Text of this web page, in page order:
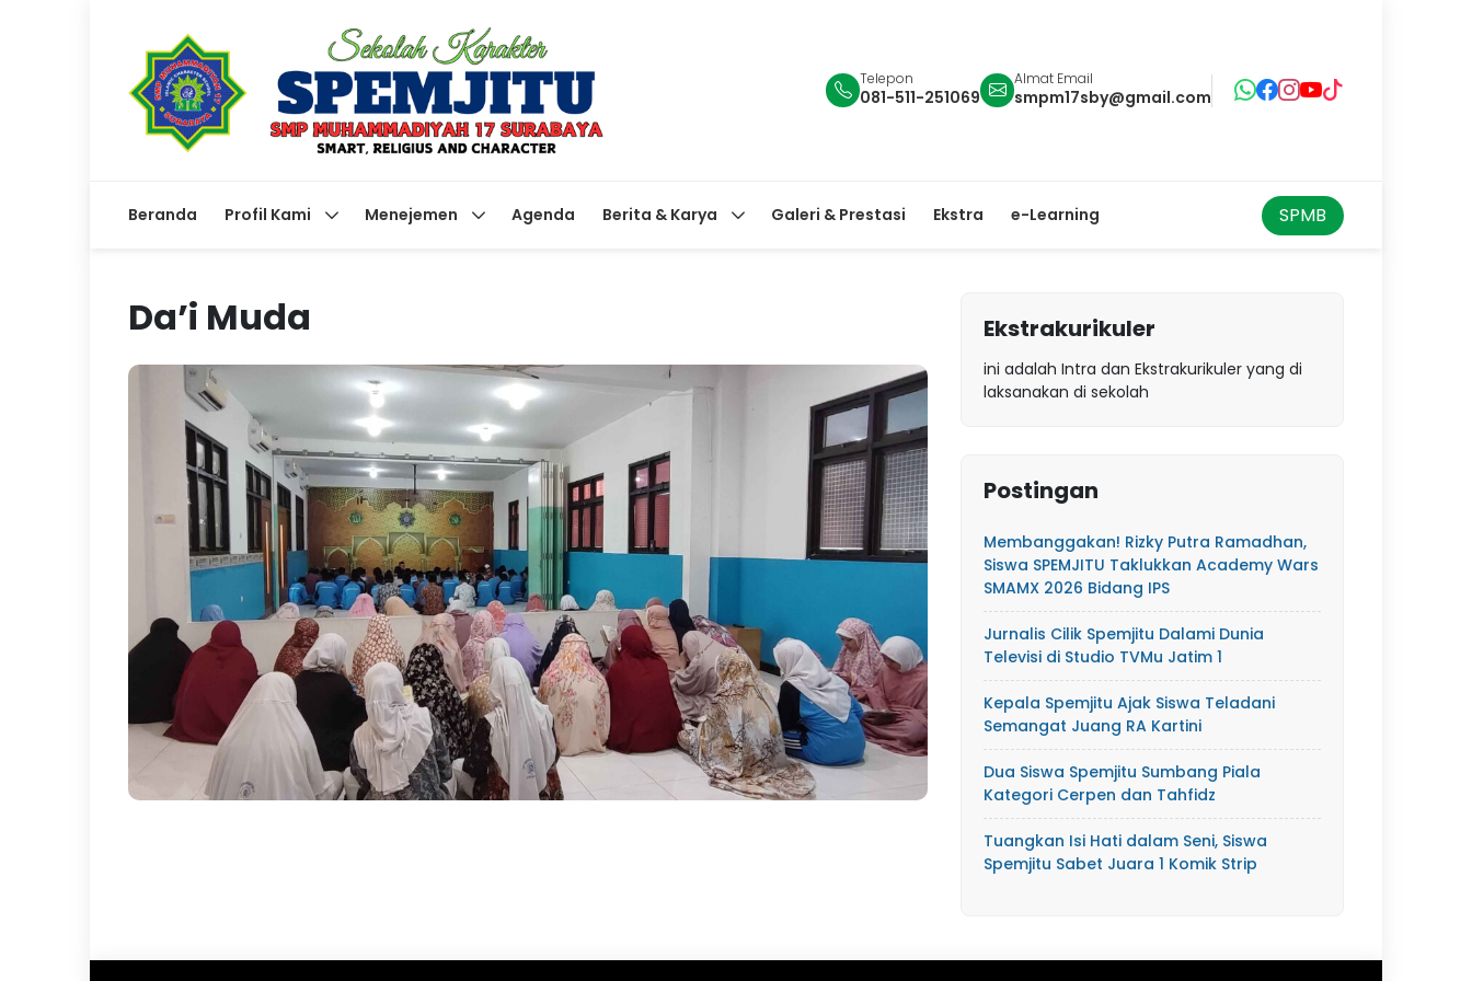
Telepon
081-511-251069
Almat Email
smpm17sby@gmail.com
Beranda Profil Kami Menejemen Agenda Berita & Karya Galeri & Prestasi Ekstra e-Learning SPMB
Da’i Muda Ekstrakurikuler
ini adalah Intra dan Ekstrakurikuler yang di
laksanakan di sekolah
Postingan
Membanggakan! Rizky Putra Ramadhan,
Siswa SPEMJITU Taklukkan Academy Wars
SMAMX 2026 Bidang IPS
Jurnalis Cilik Spemjitu Dalami Dunia
Televisi di Studio TVMu Jatim 1
Kepala Spemjitu Ajak Siswa Teladani
Semangat Juang RA Kartini
Dua Siswa Spemjitu Sumbang Piala
Kategori Cerpen dan Tahfidz
Tuangkan Isi Hati dalam Seni, Siswa
Spemjitu Sabet Juara 1 Komik Strip